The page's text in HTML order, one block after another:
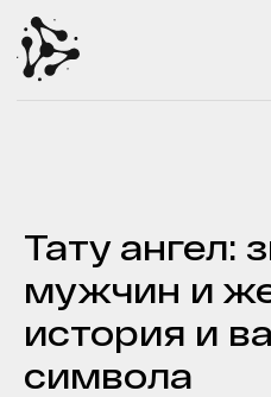
Тату ангел:
мужчин и
история и
символа